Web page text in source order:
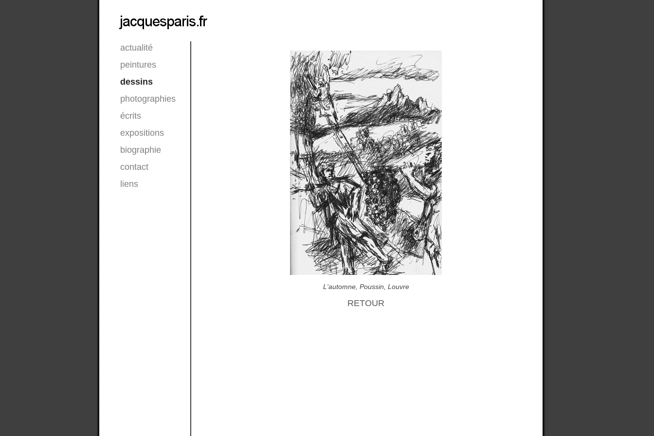
actualité
peintures
dessins
photographies
écrits
expositions
biographie
contact
liens
L'automne, Poussin, Louvre
RETOUR